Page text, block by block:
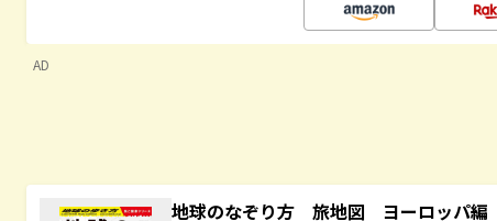
AD
地球のなぞり方 旅地図 ヨーロッパ編